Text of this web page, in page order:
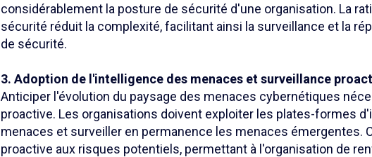
considérablement la posture de sécurité d'une organisation. La
sécurité réduit la complexité, facilitant ainsi la surveillance et la
de sécurité.
3. Adoption de l'intelligence des menaces et surveillance
Anticiper l'évolution du paysage des menaces cybernétiques
proactive. Les organisations doivent exploiter les plates-formes
menaces et surveiller en permanence les menaces émergentes.
proactive aux risques potentiels, permettant à l'organisation de